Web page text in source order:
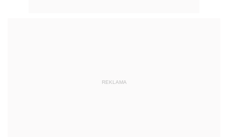
REKLAMA